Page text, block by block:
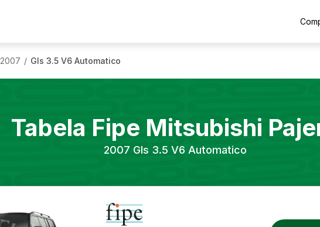
2007 / Gls 3.5 V6 Automatico
Tabela Fipe Mitsubishi
2007 Gls 3.5 V6 Automatico